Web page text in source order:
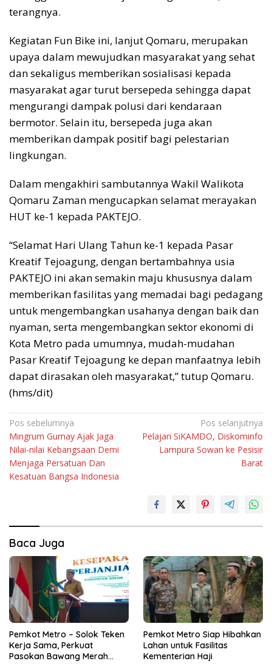
terangnya.
Kegiatan Fun Bike ini, lanjut Qomaru, merupakan
upaya dalam mewujudkan masyarakat yang sehat
dan sekaligus memberikan sosialisasi kepada
masyarakat agar turut bersepeda sehingga dapat
mengurangi dampak polusi dari kendaraan
bermotor. Selain itu, bersepeda juga akan
memberikan dampak positif bagi pelestarian
lingkungan.
Dalam mengakhiri sambutannya Wakil Walikota
Qomaru Zaman mengucapkan selamat merayakan
HUT ke-1 kepada PAKTEJO.
“Selamat Hari Ulang Tahun ke-1 kepada Pasar
Kreatif Tejoagung, dengan bertambahnya usia
PAKTEJO ini akan semakin maju khususnya dalam
memberikan fasilitas yang memadai bagi pedagang
untuk mengembangkan usahanya dengan baik dan
nyaman, serta mengembangkan sektor ekonomi di
Kota Metro pada umumnya, mudah-mudahan
Pasar Kreatif Tejoagung ke depan manfaatnya lebih
dapat dirasakan oleh masyarakat,” tutup Qomaru.
(hms/dit)
Navigasi
pos
Pos sebelumnya
Mingrum Gumay Ajak Jaga
Nilai-nilai Kebangsaan Demi
Menjaga Persatuan Dan
Kesatuan Bangsa Indonesia
Pos selanjutnya
Pelajari SiKAMDO, Diskominfo
Lampura Sowan ke Pesisir
Barat
Baca Juga
Pemkot Metro – Solok Teken
Kerja Sama, Perkuat
Pasokan Bawang Merah
Pemkot Metro Siap Hibahkan
Lahan untuk Fasilitas
Kementerian Haji